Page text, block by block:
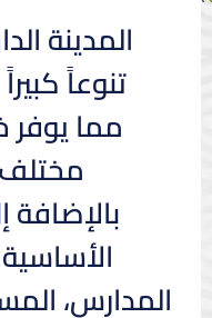
المدينة
تنوعاً
مما يوفر
مختلف
بالإضافة
المدارس،